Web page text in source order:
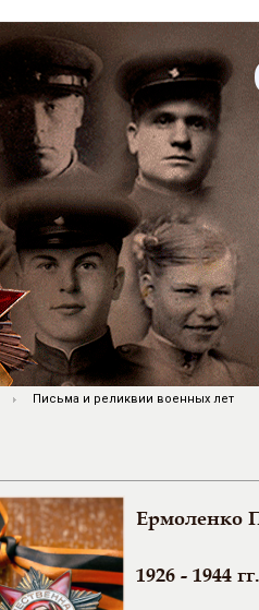
Письма и реликвии военных лет
Ермоленко
1926 - 1944 гг.